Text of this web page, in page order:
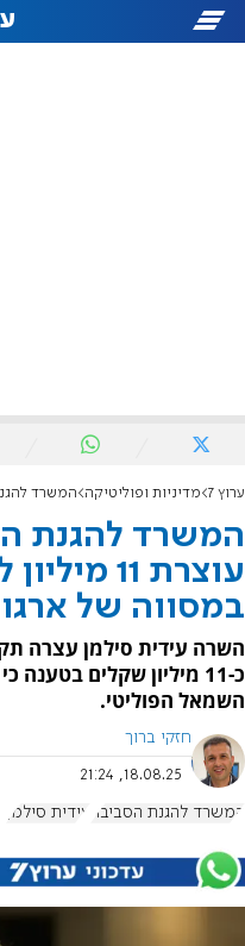
ערוץ 7 מדיניות ופוליטיקה המשרד להגנת הסביבה:
המשרד להגנת
עוצרת 11
במסווה של
השרה עידית סילמן עצרה
כ-11 מיליון שקלים
השמאל הפוליטי.
חזקי ברוך
18.08.25, 21:24
המשרד להגנת הסביבה עידית סילמן